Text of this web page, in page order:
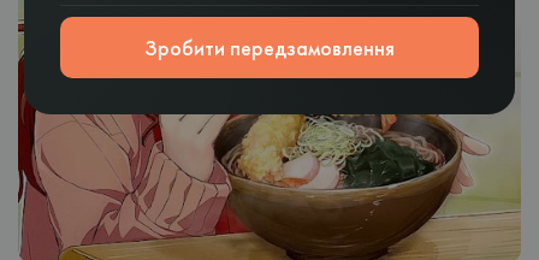
Зробити передзамовлення